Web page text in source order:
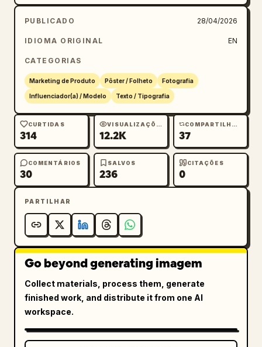
dramáticos, 8K ultradetalhado, composição de
pôster esportivo épico.
PUBLICADO 28/04/2026
IDIOMA ORIGINAL EN
CATEGORIAS
Marketing de Produto Pôster / Folheto Fotografia
Influenciador(a) / Modelo Texto / Tipografia
CURTIDAS
314
VISUALIZAÇÕES
12.2K
COMPARTILHAMENTOS
37
COMENTÁRIOS
30
SALVOS
236
CITAÇÕES
0
PARTILHAR
Go beyond generating imagem
Collect materials, process them, generate
finished work, and distribute it from one AI
workspace.